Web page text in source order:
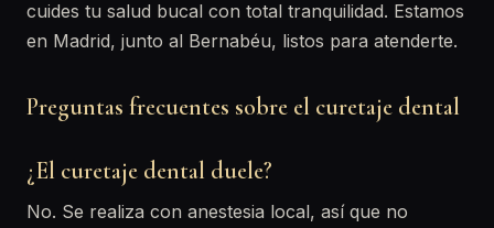
cuides tu salud bucal con total tranquilidad. Estamos
en Madrid, junto al Bernabéu, listos para atenderte.
Preguntas frecuentes sobre el curetaje dental
¿El curetaje dental duele?
No. Se realiza con anestesia local, así que no